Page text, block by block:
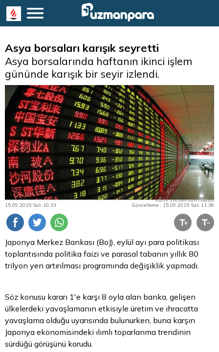
Asya borsaları karışık seyretti
Asya borsalarında haftanın ikinci işlem
gününde karışık bir seyir izlendi.
15.09.2015 Salı 10:33 Güncelleme : 15.09.2015 Salı 11:36
Japonya Merkez Bankası (BoJ), eylül ayı para politikası
toplantısında politika faizi ve parasal tabanın yıllık 80
trilyon yen artırılması programında değişiklik yapmadı.
Söz konusu kararı 1'e karşı 8 oyla alan banka, gelişen
ülkelerdeki yavaşlamanın etkisiyle üretim ve ihracatta
yavaşlama olduğu uyarısında bulunurken, buna karşın
Japonya ekonomisindeki ılımlı toparlanma trendinin
sürdüğü görüşünü korudu.